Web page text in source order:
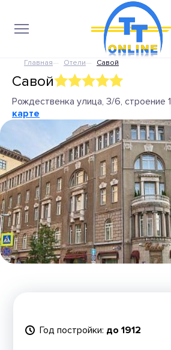
Главная Отели Савой
Савой
Рождественка улица, 3/6, строение 1
карте
Год постройки: до 1912